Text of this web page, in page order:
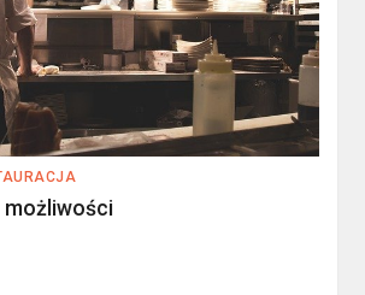
możliwości